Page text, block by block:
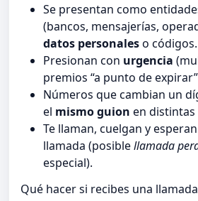
Se presentan como
(bancos, mensajerías,
datos personaleso códigos.
Presionan con urgencia
premios “a punto de
Números que cambian un
el mismo guion en distintas
Te llaman, cuelgan y
llamada (posiblellamada
especial).
Qué hacer si recibes una